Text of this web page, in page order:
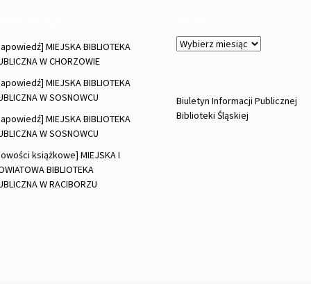
MIEJSKA BIBLIOTEKA
W CHORZOWIE
MIEJSKA BIBLIOTEKA
W SOSNOWCU
MIEJSKA BIBLIOTEKA
W SOSNOWCU
książkowe] MIEJSKA I
BIBLIOTEKA
W RACIBORZU
Archiwa
Biuletyn Informacji Publicznej
Biblioteki Śląskiej